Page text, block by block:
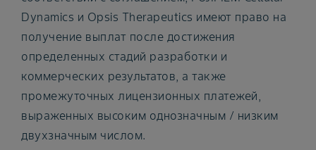
Dynamics и Opsis Therapeutics имеют право на
получение выплат после достижения
определенных стадий разработки и
коммерческих результатов, а также
промежуточных лицензионных платежей,
выраженных высоким однозначным / низким
двухзначным числом.